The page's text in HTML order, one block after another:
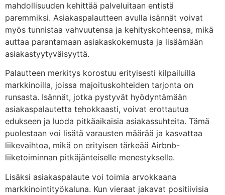
mahdollisuuden kehittää palveluitaan entistä
paremmiksi. Asiakaspalautteen avulla isännät voivat
myös tunnistaa vahvuutensa ja kehityskohteensa, mikä
auttaa parantamaan asiakaskokemusta ja lisäämään
asiakastyytyväisyyttä.
Palautteen merkitys korostuu erityisesti kilpailuilla
markkinoilla, joissa majoituskohteiden tarjonta on
runsasta. Isännät, jotka pystyvät hyödyntämään
asiakaspalautetta tehokkaasti, voivat erottautua
edukseen ja luoda pitkäaikaisia asiakassuhteita. Tämä
puolestaan voi lisätä varausten määrää ja kasvattaa
liikevaihtoa, mikä on erityisen tärkeää Airbnb-
liiketoiminnan pitkäjänteiselle menestykselle.
Lisäksi asiakaspalaute voi toimia arvokkaana
markkinointityökaluna. Kun vieraat jakavat positiivisia